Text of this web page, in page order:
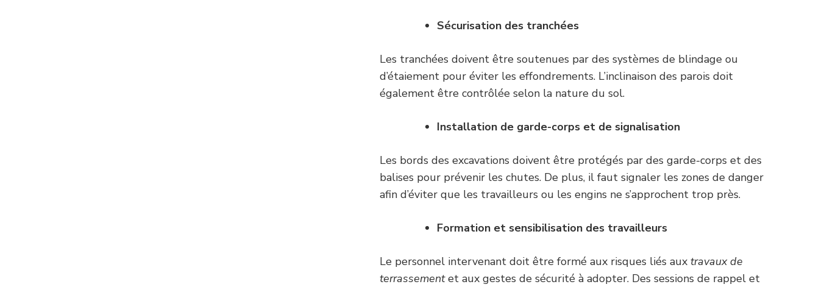
Sécurisation des tranchées
Les tranchées doivent être soutenues par des systèmes de blindage ou
d’étaiement pour éviter les effondrements. L’inclinaison des parois doit
également être contrôlée selon la nature du sol.
Installation de garde-corps et de signalisation
Les bords des excavations doivent être protégés par des garde-corps et des
balises pour prévenir les chutes. De plus, il faut signaler les zones de danger
afin d’éviter que les travailleurs ou les engins ne s’approchent trop près.
Formation et sensibilisation des travailleurs
Le personnel intervenant doit être formé aux risques liés aux travaux de
terrassementet aux gestes de sécurité à adopter. Des sessions de rappel et